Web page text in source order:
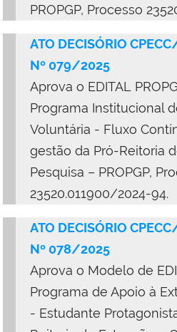
PROPGP, Processo
ATO DECISÓRIO
Nº 079/2025
Aprova o EDITAL
Programa Institucional
Voluntária - Fluxo
gestão da Pró-Reitoria
Pesquisa – PROPGP,
23520.011900/2024-94.
ATO DECISÓRIO
Nº 078/2025
Aprova o Modelo de
Programa de Apoio à
- Estudante